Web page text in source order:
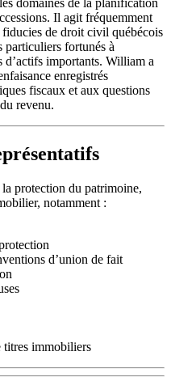
Il agit fréquemment
de droit civil québécois
particuliers fortunés à
d’actifs importants. William a
enregistrés
fiscaux et aux questions
revenu.
protection du patrimoine,
notamment :
d’union de fait
titres immobiliers